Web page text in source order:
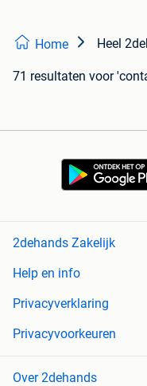
Home Heel
71 resultaten voor
2dehands Zakelijk
Help en info
Privacyverklaring
Privacyvoorkeuren
Over 2dehands